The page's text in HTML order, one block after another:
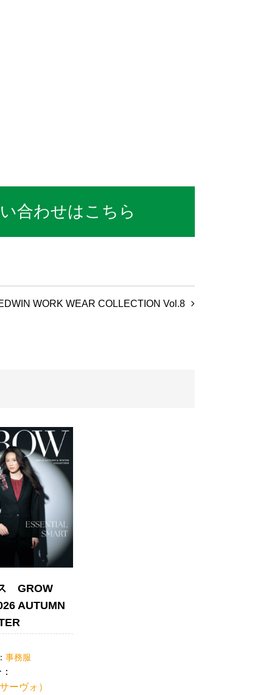
合わせはこちら
WORK WEAR COLLECTION Vol.8
GROW
AUTUMN
事務服
ーヴォ）